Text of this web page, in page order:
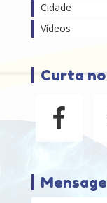
Cidade
Vídeos
Curta